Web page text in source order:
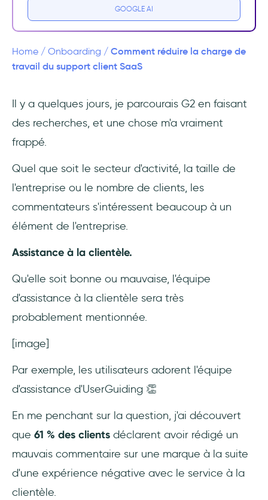
qualité d'appui plus élevée 📈
Comment réduire la charge de travail du
support client ?
l'avis des employés
2- Examiner le flux de travail existant
3- Utiliser les bons outils
4- Opter pour le libre-service
Un nouveau regard sur l'Assistance en libre-
service : Centres de Ressources 🧑‍💻
👉 Essayez UserGuiding gratuitement 👈
travail d'assistance
6- Suivi des résultats
7- Tester, optimiser et mettre à jour
3 exemples de réduction des tickets
d'assistance : les cas de réussite
d'UserGuiding
GOOGLE AI
Home / Onboarding / Comment réduire la charge de
travail du support client SaaS
Il y a quelques jours, je parcourais G2 en faisant
des recherches, et une chose m'a vraiment
frappé.
Quel que soit le secteur d'activité, la taille de
l'entreprise ou le nombre de clients, les
commentateurs s'intéressent beaucoup à un
élément de l'entreprise.
Assistance à la clientèle.
Qu'elle soit bonne ou mauvaise, l'équipe
d'assistance à la clientèle sera très
probablement mentionnée.
[image]
Par exemple, les utilisateurs adorent l'équipe
d'assistance d'UserGuiding 👏
En me penchant sur la question, j'ai découvert
que 61 % des clients déclarent avoir rédigé un
mauvais commentaire sur une marque à la suite
d'une expérience négative avec le service à la
clientèle.